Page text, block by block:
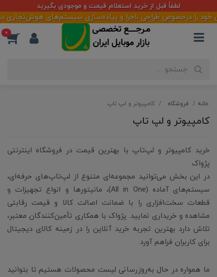
آماده همکاری با تأمین کنندگان و فعالان بازار
طراحی ،اجرا و پیاده‌سازی سیستم‌های هوش‌تجاری در
0
خانه فروشگاه کامپیوتر و لپ تاپ
کامپیوتر و لپ تاپ
خرید کامپیوتر و لپ‌تاپ با بهترین قیمت در فروشگاه اینترنتی
پژواک
در این بخش می‌توانید مجموعه‌ای متنوع از لپ‌تاپ‌های حرفه‌ای،
سیستم‌های آماده (All in One)، مانیتورها و انواع تجهیزات و
قطعات سخت‌افزاری را با ضمانت اصالت کالا و قیمت رقابتی
مشاهده و خریداری نمایید. پژواک با همکاری تأمین‌کنندگان معتبر،
تلاش دارد بهترین تجربه خرید آنلاین را در زمینه کالای دیجیتال
برای کاربران فراهم آورد.
ما همواره در حال به‌روزرسانی لیست محصولات هستیم تا بتوانید